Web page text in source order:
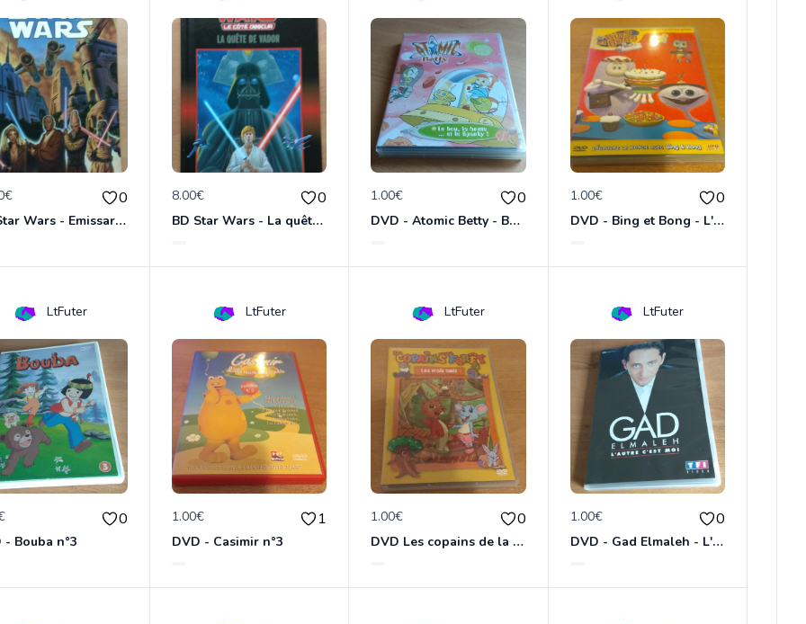
0
BD Star Wars - Emissaries to Malastare (VO)
8.00€ 0
BD Star Wars - La quête de Vador
1.00€ 0
DVD - Atomic Betty - Bon, brute et Sparky
1.00€ 0
DVD - Bing et Bong - L'anniversaire de Bong
LtFuter
0
- Bouba n°3
LtFuter
1.00€ 1
DVD - Casimir n°3
LtFuter
1.00€ 0
DVD Les copains de la forêt : les vrais amis
LtFuter
1.00€ 0
DVD - Gad Elmaleh - L'autre c'est moi